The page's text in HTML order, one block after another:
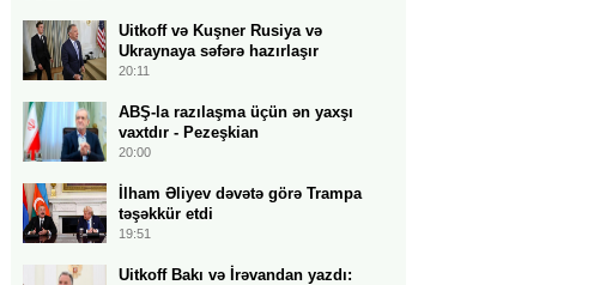
Uitkoff və Kuşner Rusiya və
Ukraynaya səfərə hazırlaşır
20:11
ABŞ-la razılaşma üçün ən yaxşı
vaxtdır - Pezeşkian
20:00
İlham Əliyev dəvətə görə Trampa
təşəkkür etdi
19:51
Uitkoff Bakı və İrəvandan yazdı: